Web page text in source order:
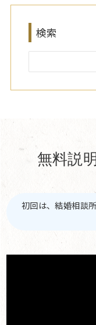
検索
無料説
初回は、結婚相談